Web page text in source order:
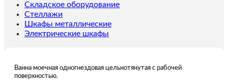
Складское оборудование
Стеллажи
Шкафы металлические
Электрические шкафы
Ванна моечная одногнездовая цельнотянутая с рабочей
поверхностью.